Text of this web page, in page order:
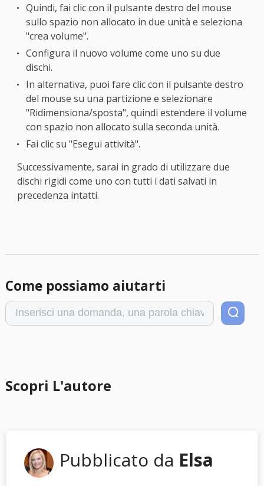
Quindi, fai clic con il pulsante destro del mouse
sullo spazio non allocato in due unità e seleziona
"crea volume".
Configura il nuovo volume come uno su due
dischi.
In alternativa, puoi fare clic con il pulsante destro
del mouse su una partizione e selezionare
"Ridimensiona/sposta", quindi estendere il volume
con spazio non allocato sulla seconda unità.
Fai clic su "Esegui attività".
Successivamente, sarai in grado di utilizzare due
dischi rigidi come uno con tutti i dati salvati in
precedenza intatti.
Come possiamo aiutarti
Scopri L'autore
Pubblicato da Elsa